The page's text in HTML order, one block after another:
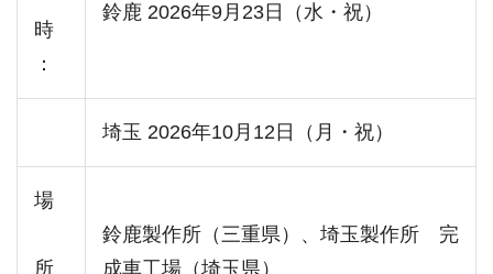
時
：
鈴鹿 2026年9月23日（水・祝）
埼玉 2026年10月12日（月・祝）
場
所
鈴鹿製作所（三重県）、埼玉製作所 完
成車工場（埼玉県）